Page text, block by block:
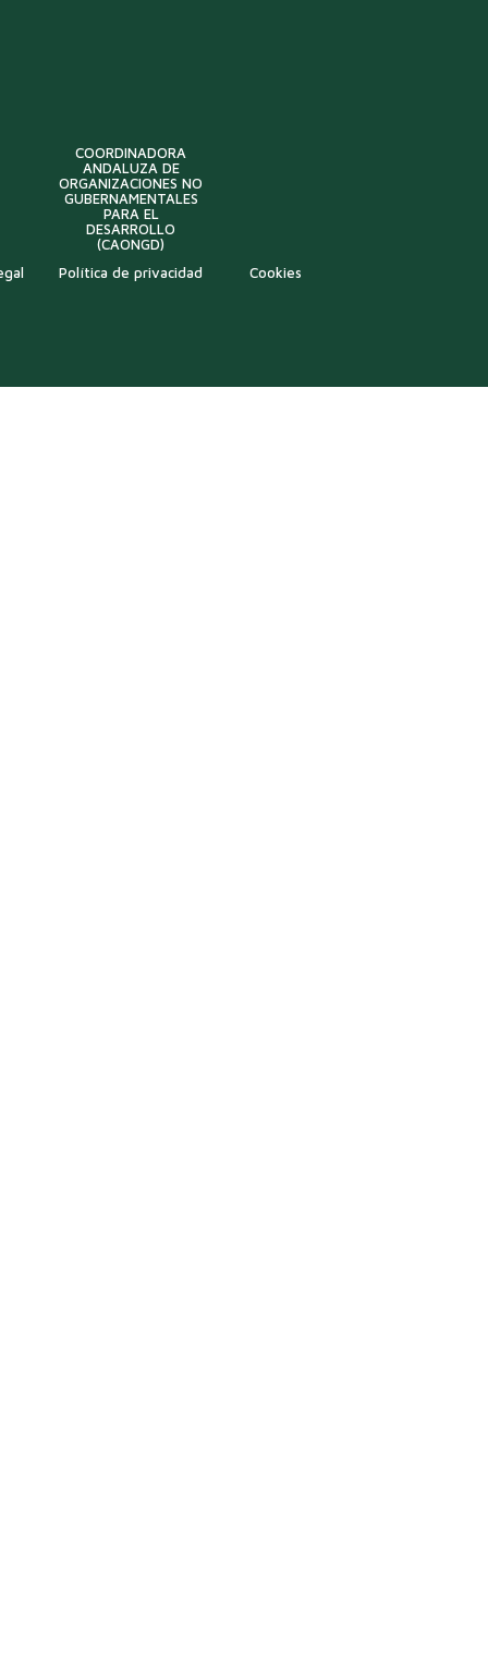
COORDINADORA
ANDALUZA DE
ORGANIZACIONES NO
GUBERNAMENTALES
PARA EL
DESARROLLO
(CAONGD)
Política de privacidad Cookies